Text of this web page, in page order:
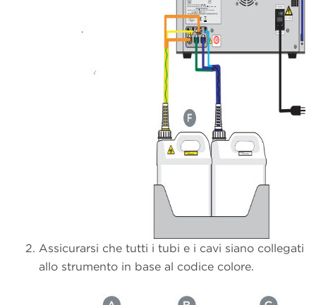
Assicurarsi che tutti i tubi e i cavi siano collegati
allo strumento in base al codice colore.